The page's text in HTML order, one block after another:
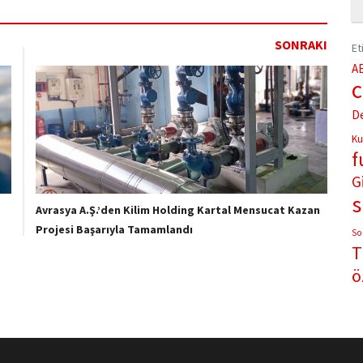
SONRAKI
Avrasya A.Ş.’den Kilim Holding Kartal Mensucat Kazan
Projesi Başarıyla Tamamlandı